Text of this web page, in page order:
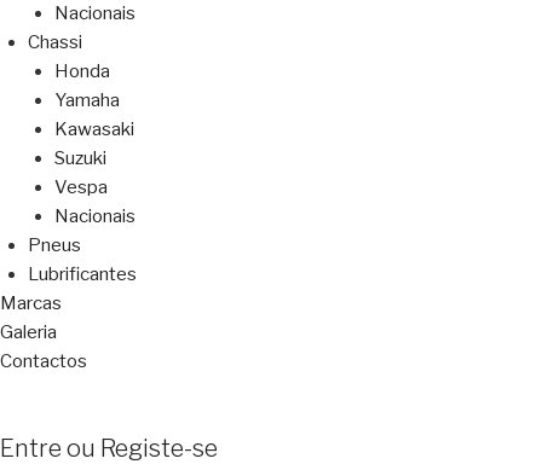
Nacionais
Chassi
Honda
Yamaha
Kawasaki
Suzuki
Vespa
Nacionais
Pneus
Lubrificantes
Marcas
Galeria
Contactos
Entre ou Registe-se